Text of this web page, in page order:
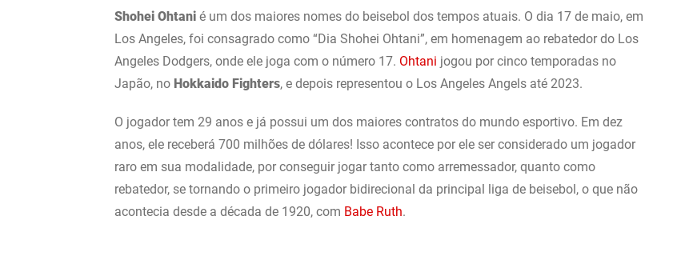
Shohei Ohtani é um dos maiores nomes do beisebol dos tempos atuais. O dia 17 de maio, em
Los Angeles, foi consagrado como “Dia Shohei Ohtani”, em homenagem ao rebatedor do Los
Angeles Dodgers, onde ele joga com o número 17. Ohtani jogou por cinco temporadas no
Japão, no Hokkaido Fighters, e depois representou o Los Angeles Angels até 2023.
O jogador tem 29 anos e já possui um dos maiores contratos do mundo esportivo. Em dez
anos, ele receberá 700 milhões de dólares! Isso acontece por ele ser considerado um jogador
raro em sua modalidade, por conseguir jogar tanto como arremessador, quanto como
rebatedor, se tornando o primeiro jogador bidirecional da principal liga de beisebol, o que não
acontecia desde a década de 1920, com Babe Ruth.